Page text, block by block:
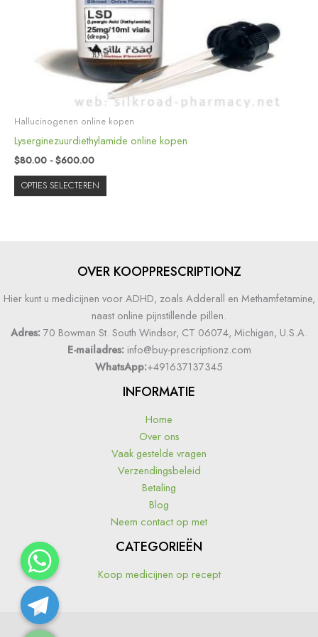
Hallucinogenen online kopen
Lyserginezuurdiethylamide online kopen
$80.00 - $600.00
OPTIES SELECTEREN
kan
gekozen
worden
op
de
productpagina
OVER KOOPPRESCRIPTIONZ
Hier kunt u medicijnen voor ADHD, zoals Adderall en Methamfetamine,
naast online pijnstillende pillen.
Adres: 70 Bowman St. South Windsor, CT 06074, Michigan, U.S.A.
E-mailadres: info@buy-prescriptionz.com
WhatsApp:+491637137345
INFORMATIE
Home
Over ons
Vaak gestelde vragen
Verzendingsbeleid
Betaling
Blog
Neem contact op met
CATEGORIEËN
Koop medicijnen op recept
chaty